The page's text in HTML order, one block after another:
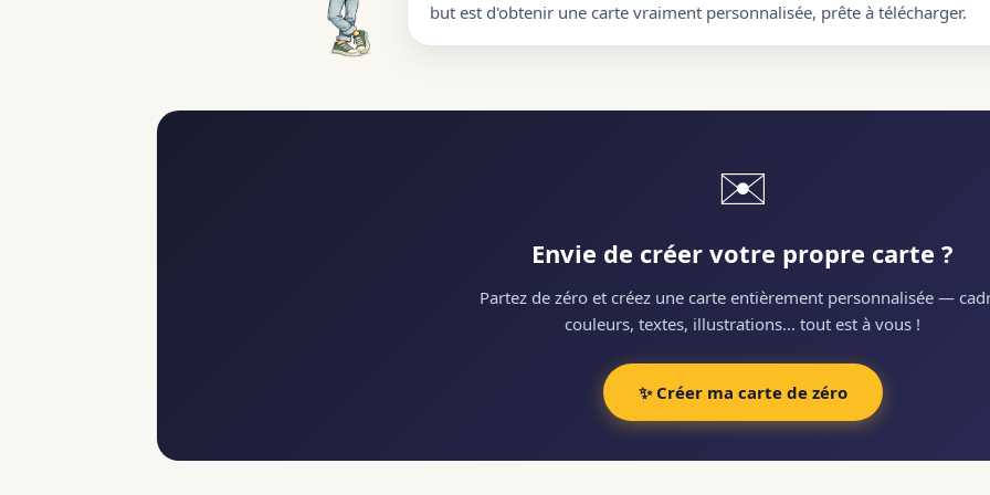
but est d'obtenir une carte vraiment personnalisée, prête à télécharger.
✉️
Envie de créer votre propre carte ?
Partez de zéro et créez une carte entièrement personnalisée —
couleurs, textes, illustrations… tout est à vous !
✨ Créer ma carte de zéro